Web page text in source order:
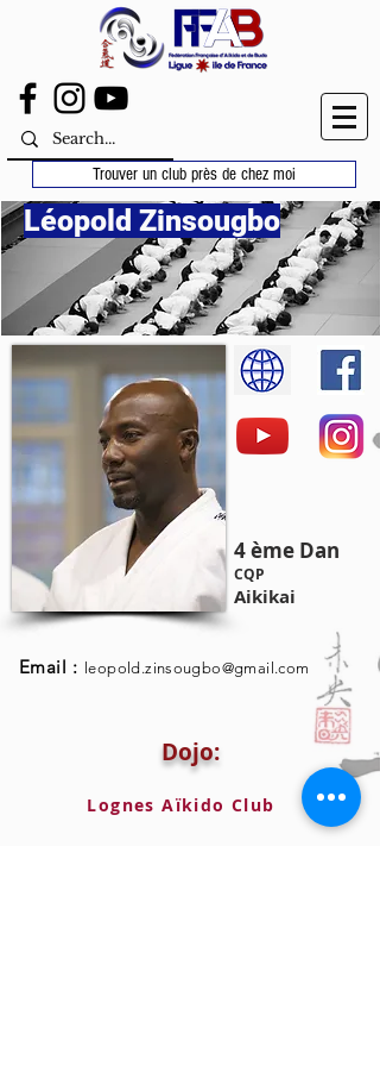
Trouver un club près de chez moi
Léopold Zinsougbo
4 ème Dan
CQP
Aikikai
Email : leopold.zinsougbo@gmail.com
Dojo:
Lognes Aïkido Club